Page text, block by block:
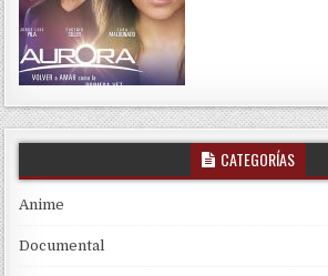
CATEGORÍAS
Anime
Documental